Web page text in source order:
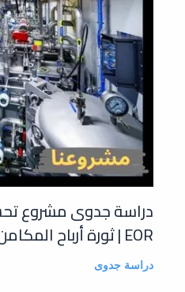
دراسة جدوى مشروع
EOR | ثورة أرباح المكامن المتقادمة
دراسة جدوى